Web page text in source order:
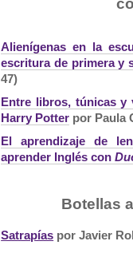
Alienígenas en la
escritura de primera y
47)
Entre libros, túnicas y
Harry Potter por Paula
El aprendizaje de
aprender Inglés con
Botellas
Satrapías por Javier